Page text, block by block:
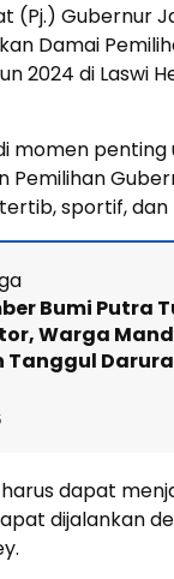
(Pj.) Gubernur
Damai
2024 di Laswi
momen
sportif,
Bumi Putra
Warga
Tanggul
dapat
dijalankan